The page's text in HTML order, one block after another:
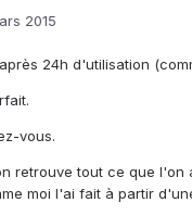
2015
24h d'utilisation
vous.
retrouve tout ce que l'on
moi l'ai fait à partir